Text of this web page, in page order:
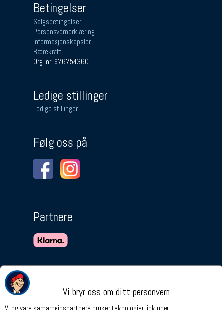
Vi bryr oss om ditt personvern
Vi og våre samarbeidspartnere bruker teknologier, inkludert
Betingelser
Salgsbetingelser
Personsvernerklæring
Informasjonskapsler
Bærekraft
Org. nr: 976754360
Ledige stillinger
Ledige stillinger
Følg oss på
Partnere